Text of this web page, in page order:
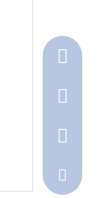
+86-
+86-